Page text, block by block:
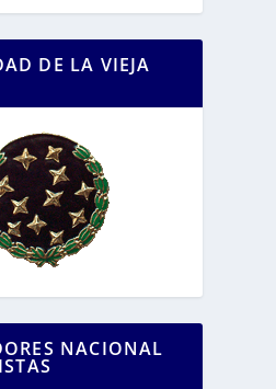
DE LA VIEJA
NACIONAL